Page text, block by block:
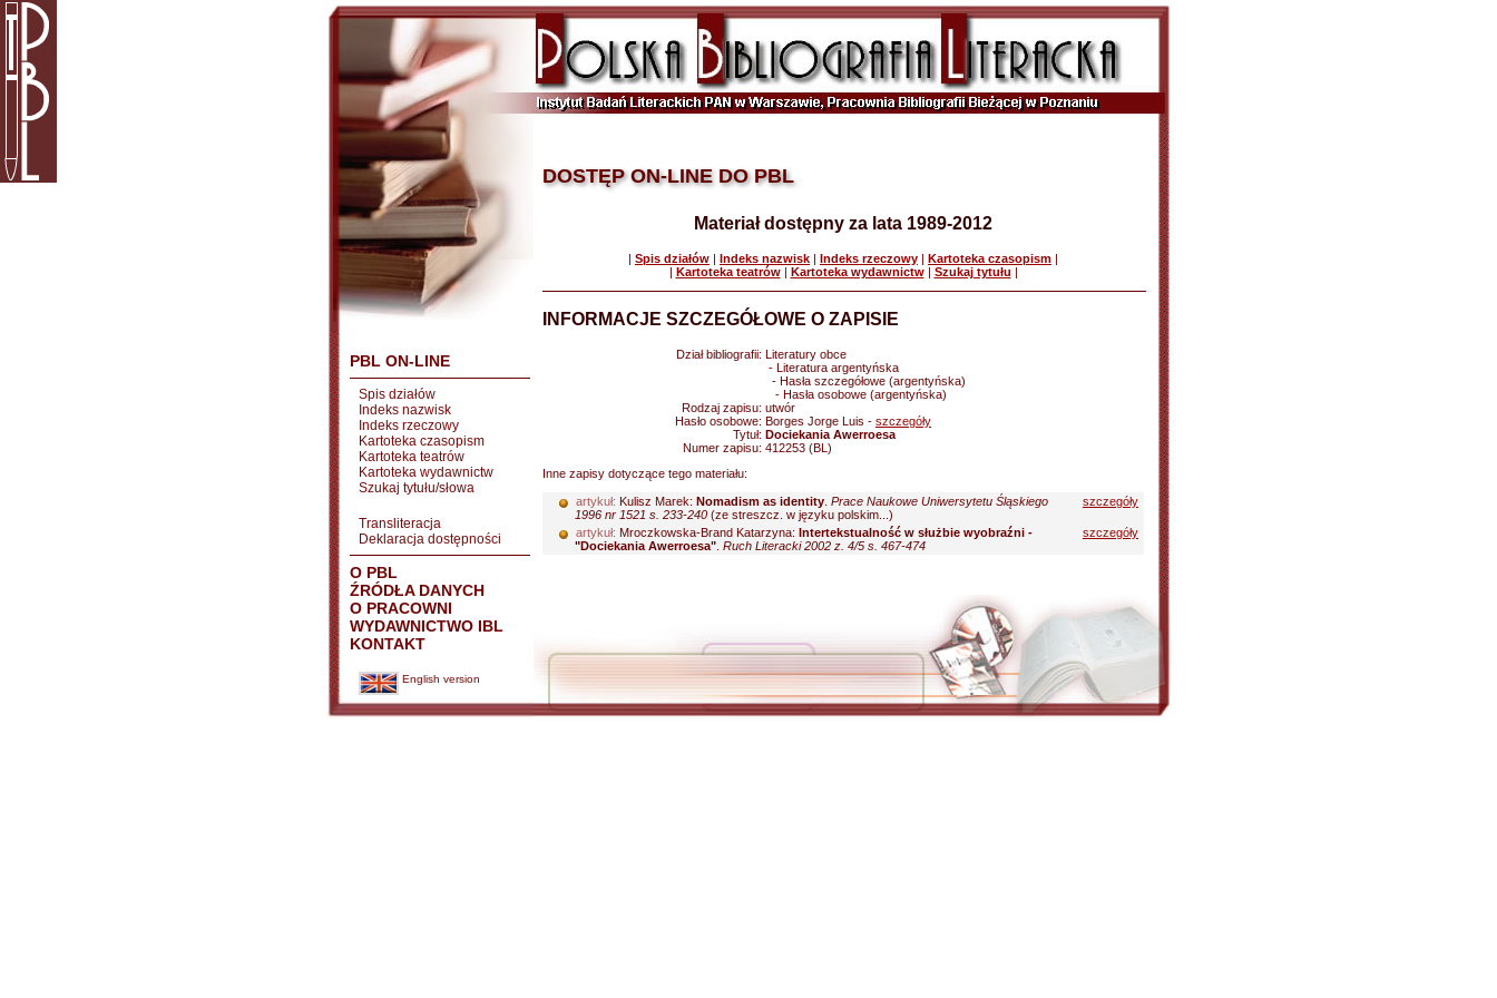
PBL ON-LINE
Spis działów
Indeks nazwisk
Indeks rzeczowy
Kartoteka czasopism
Kartoteka teatrów
Kartoteka wydawnictw
Szukaj tytułu/słowa
Transliteracja
Deklaracja dostępności
O PBL
ŹRÓDŁA DANYCH
O PRACOWNI
WYDAWNICTWO IBL
KONTAKT
English version
DOSTĘP ON-LINE DO PBL
Materiał dostępny za lata 1989-2012
| Spis działów | Indeks nazwisk | Indeks rzeczowy | Kartoteka czasopism |
| Kartoteka teatrów| Kartoteka wydawnictw| Szukaj tytułu |
INFORMACJE SZCZEGÓŁOWE O ZAPISIE
Dział bibliografii: Literatury obce
- Literatura argentyńska
- Hasła szczegółowe (argentyńska)
- Hasła osobowe (argentyńska)
Rodzaj zapisu: utwór
Hasło osobowe: Borges Jorge Luis - szczegóły
Tytuł: Dociekania Awerroesa
Numer zapisu: 412253 (BL)
Inne zapisy dotyczące tego materiału:
artykuł: Kulisz Marek: Nomadism as identity Prace Naukowe Uniwersytetu Śląskiego
1996 nr 1521 s. 233-240 (ze streszcz. w języku polskim...)
szczegóły
artykuł: Mroczkowska-Brand Katarzyna: Intertekstualność w służbie wyobraźni -
"Dociekania Awerroesa" Ruch Literacki 2002 z. 4/5 s. 467-474
szczegóły